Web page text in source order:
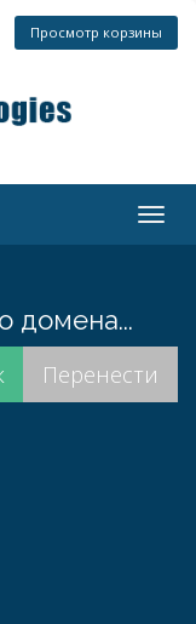
Просмотр корзины
домена...